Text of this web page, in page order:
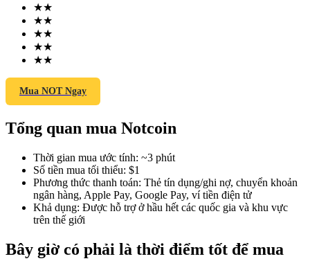
COIN-M Futures
Futures sử dụng token làm tài sản thế chấp
TradFi
★★
★★
★★
★★
★★
Mua NOT Ngay
Tổng quan mua Notcoin
Thời gian mua ước tính: ~3 phút
Số tiền mua tối thiểu: $1
Phương thức thanh toán: Thẻ tín dụng/ghi nợ, chuyển khoản
ngân hàng, Apple Pay, Google Pay, ví tiền điện tử
Khả dụng: Được hỗ trợ ở hầu hết các quốc gia và khu vực
trên thế giới
Bây giờ có phải là thời điểm tốt để mua